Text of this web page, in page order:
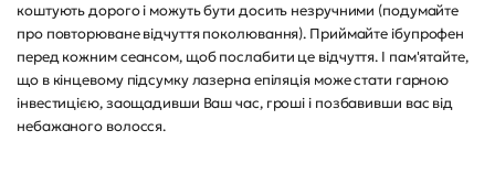
коштують дорого і можуть бути досить незручними (подумайте
про повторюване відчуття поколювання). Приймайте ібупрофен
перед кожним сеансом, щоб послабити це відчуття. І пам'ятайте,
що в кінцевому підсумку лазерна епіляція може стати гарною
інвестицією, заощадивши Ваш час, гроші і позбавивши вас від
небажаного волосся.